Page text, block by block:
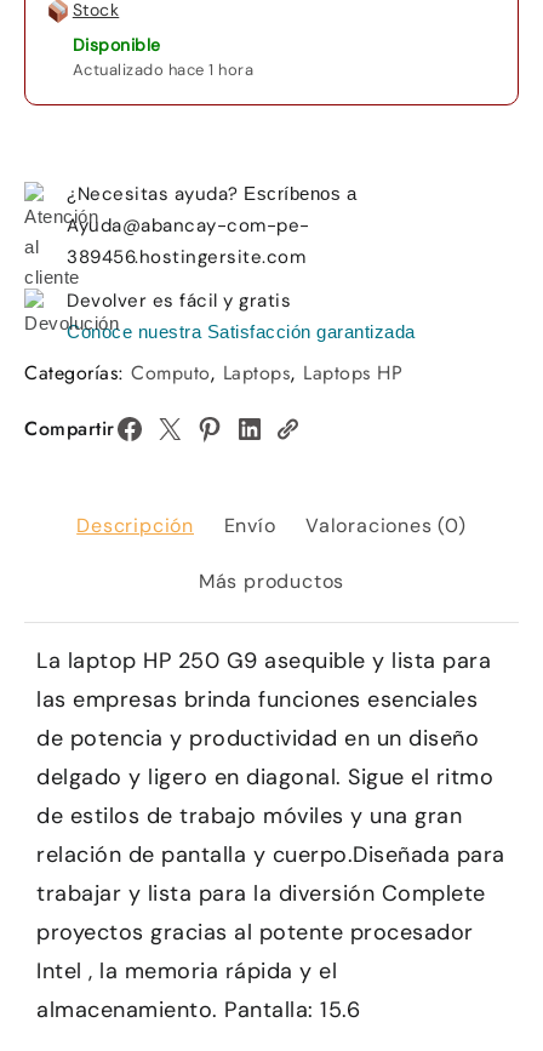
cantidad
Stock
Disponible
Actualizado hace 1 hora
¿Necesitas ayuda? Escríbenos a
Ayuda@abancay-com-pe-
389456.hostingersite.com
Devolver es fácil y gratis
Conoce nuestra Satisfacción garantizada
Categorías: Computo, Laptops, Laptops HP
Compartir
Descripción Envío Valoraciones (0)
Más productos
La laptop HP 250 G9 asequible y lista para
las empresas brinda funciones esenciales
de potencia y productividad en un diseño
delgado y ligero en diagonal. Sigue el ritmo
de estilos de trabajo móviles y una gran
relación de pantalla y cuerpo.Diseñada para
trabajar y lista para la diversión Complete
proyectos gracias al potente procesador
Intel , la memoria rápida y el
almacenamiento. Pantalla: 15.6